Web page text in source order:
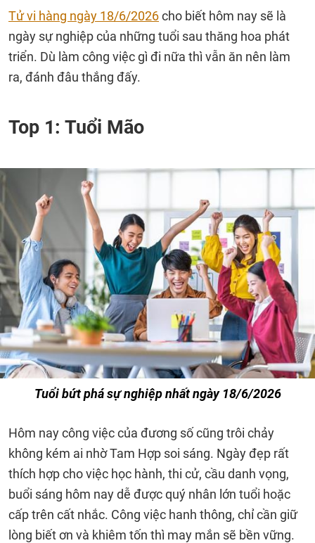
Tử vi hàng ngày 18/6/2026cho biết hôm nay sẽ là
ngày sự nghiệp của những tuổi sau thăng hoa phát
triển. Dù làm công việc gì đi nữa thì vẫn ăn nên làm
ra, đánh đâu thắng đấy.
Top 1: Tuổi Mão
Tuổi bứt phá sự nghiệp nhất ngày 18/6/2026
Hôm nay công việc của đương số cũng trôi chảy
không kém ai nhờ Tam Hợp soi sáng. Ngày đẹp rất
thích hợp cho việc học hành, thi cử, cầu danh vọng,
buổi sáng hôm nay dễ được quý nhân lớn tuổi hoặc
cấp trên cất nhắc. Công việc hanh thông, chỉ cần giữ
lòng biết ơn và khiêm tốn thì may mắn sẽ bền vững.